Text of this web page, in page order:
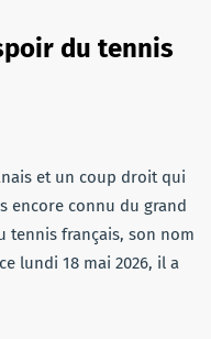
du tennis
et un coup droit qui
encore connu du grand
tennis français, son nom
lundi 18 mai 2026, il a